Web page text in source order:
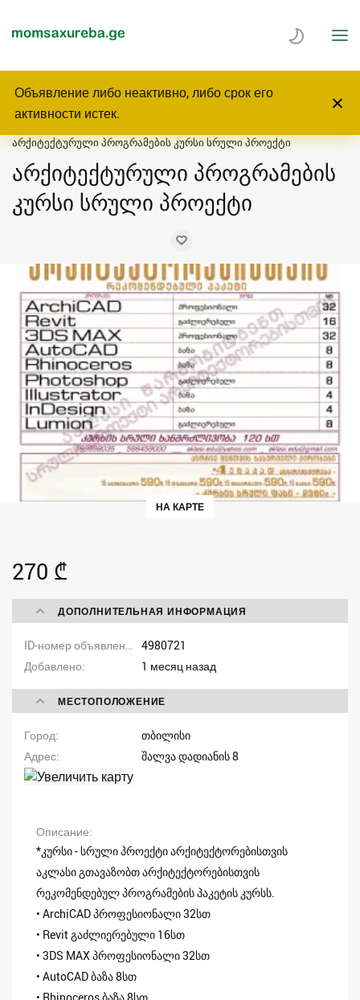
Объявление либо неактивно, либо срок его
активности истек.
Главная Услуги
Образование/преподавание
Изучаю компьютерное программирование
არქიტექტურული პროგრამების კურსი სრული პროექტი
არქიტექტურული პროგრამების
კურსი სრული პროექტი
НА КАРТЕ
270 ₾
ДОПОЛНИТЕЛЬНАЯ ИНФОРМАЦИЯ
4980721
Добавлено
1 месяц назад
МЕСТОПОЛОЖЕНИЕ
Город
თბილისი
Адрес
შალვა დადიანის 8
Описание
*კურსი - სრული პროექტი არქიტექტორებისთვის
აკლასი გთავაზობთ არქიტექტორებისთვის
რეკომენდებულ პროგრამების პაკეტის კურსს.
• ArchiCAD პროფესიონალი 32სთ
• Revit გაძლიერებული 16სთ
• 3DS MAX პროფესიონალი 32სთ
• AutoCAD ბაზა 8სთ